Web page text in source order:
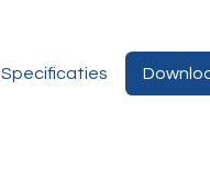
Specificaties